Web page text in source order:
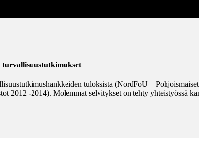
tuloksista (NordFoU –
2012 -2014). Molemmat selvitykset on tehty yhteistyössä